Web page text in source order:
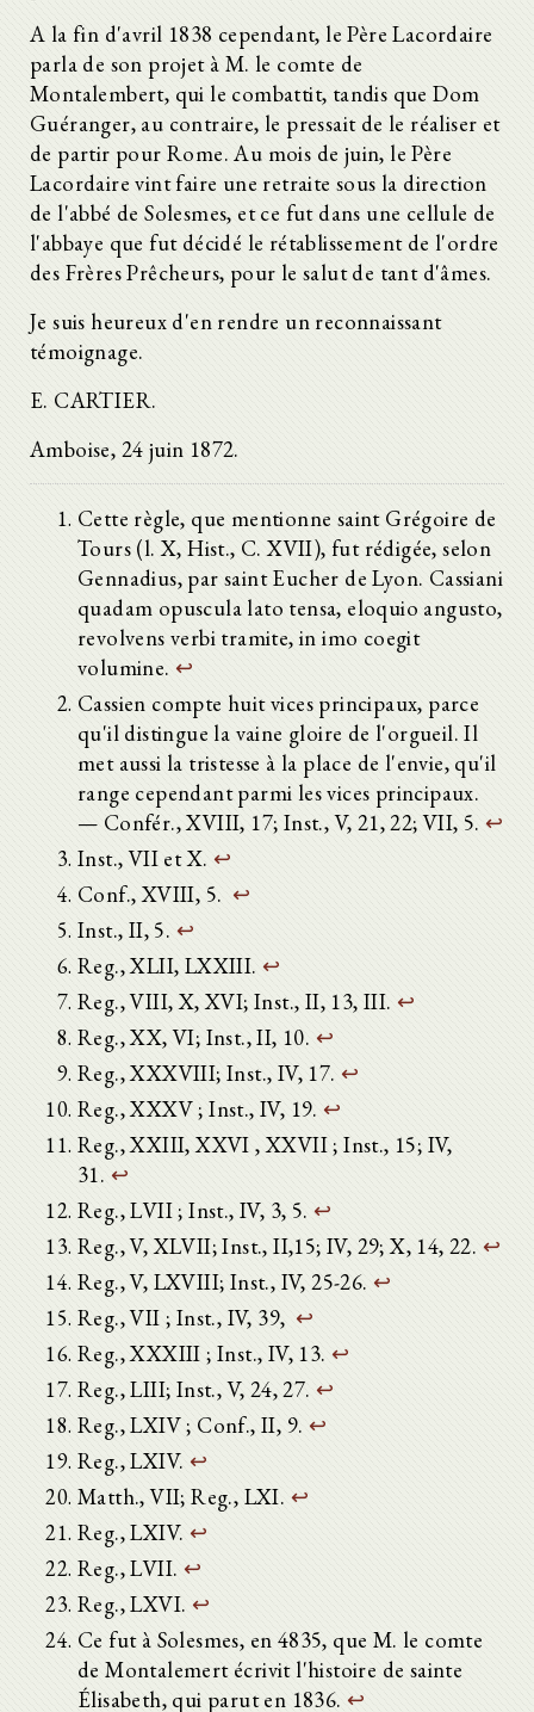
A la fin d'avril 1838 cependant, le Père Lacordaire
parla de son projet à M. le comte de
Montalembert, qui le combattit, tandis que Dom
Guéranger, au contraire, le pressait de le réaliser et
de partir pour Rome. Au mois de juin, le Père
Lacordaire vint faire une retraite sous la direction
de l'abbé de Solesmes, et ce fut dans une cellule de
l'abbaye que fut décidé le rétablissement de l'ordre
des Frères Prêcheurs, pour le salut de tant d'âmes.
Je suis heureux d'en rendre un reconnaissant
témoignage.
E. CARTIER.
Amboise, 24 juin 1872.
Cette règle, que mentionne saint Grégoire de
Tours (l. X, Hist., C. XVII), fut rédigée, selon
Gennadius, par saint Eucher de Lyon. Cassiani
quadam opuscula lato tensa, eloquio angusto,
revolvens verbi tramite, in imo coegit
volumine. ↩
Cassien compte huit vices principaux, parce
qu'il distingue la vaine gloire de l'orgueil. Il
met aussi la tristesse à la place de l'envie, qu'il
range cependant parmi les vices principaux.
— Confér., XVIII, 17; Inst., V, 21, 22; VII, 5. ↩
Inst., VII et X. ↩
Conf., XVIII, 5. ↩
Inst., II, 5. ↩
Reg., XLII, LXXIII. ↩
Reg., VIII, X, XVI; Inst., II, 13, III. ↩
Reg., XX, VI; Inst., II, 10. ↩
Reg., XXXVIII; Inst., IV, 17. ↩
Reg., XXXV ; Inst., IV, 19. ↩
Reg., XXIII, XXVI , XXVII ; Inst., 15; IV,
31. ↩
Reg., LVII ; Inst., IV, 3, 5. ↩
Reg., V, XLVII; Inst., II,15; IV, 29; X, 14, 22. ↩
Reg., V, LXVIII; Inst., IV, 25-26. ↩
Reg., VII ; Inst., IV, 39, ↩
Reg., XXXIII ; Inst., IV, 13. ↩
Reg., LIII; Inst., V, 24, 27. ↩
Reg., LXIV ; Conf., II, 9. ↩
Reg., LXIV. ↩
Matth., VII; Reg., LXI. ↩
Reg., LXIV. ↩
Reg., LVII. ↩
Reg., LXVI. ↩
Ce fut à Solesmes, en 4835, que M. le comte
de Montalemert écrivit l'histoire de sainte
Élisabeth, qui parut en 1836. ↩